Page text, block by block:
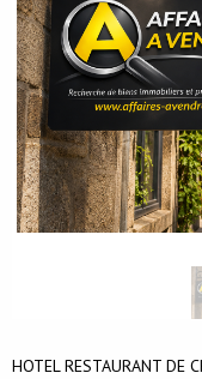
HOTEL RESTAURANT DE